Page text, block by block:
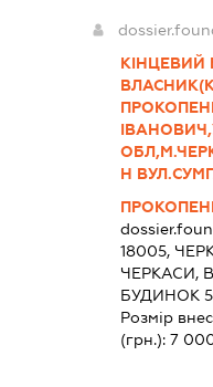
КІНЦЕВИЙ
Н
18005,
ЧЕРКАСИ,
БУДИНОК
Розмір
(грн.): 7